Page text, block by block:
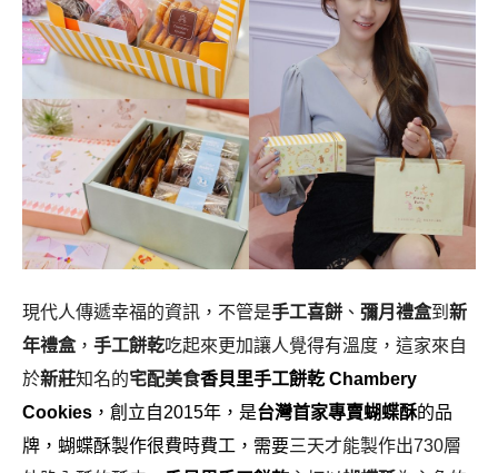
現代人傳遞幸福的資訊，不管是手工喜餅 、 彌月禮盒到 新
年禮盒， 手工餅乾吃起來更加讓人覺得有溫度，這家來自
於新莊知名的宅配美食香貝里手工餅乾 Chambery
Cookies ，創立自2015年，是台灣首家專賣蝴蝶酥的品
牌，蝴蝶酥製作很費時費工，需要三天才能製作出730層